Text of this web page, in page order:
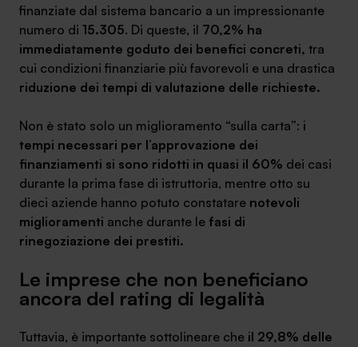
finanziate dal sistema bancario a un impressionante
numero di 15.305. Di queste, il 70,2% ha
immediatamente goduto dei benefici concreti, tra
cui condizioni finanziarie più favorevoli e una drastica
riduzione dei tempi di valutazione delle richieste.
Non è stato solo un miglioramento “sulla carta”: i
tempi necessari per l’approvazione dei
finanziamenti si sono ridotti in quasi il 60% dei casi
durante la prima fase di istruttoria, mentre otto su
dieci aziende hanno potuto constatare notevoli
miglioramenti anche durante le fasi di
rinegoziazione dei prestiti.
Le imprese che non beneficiano
ancora del rating di legalità
Tuttavia, è importante sottolineare che il 29,8% delle